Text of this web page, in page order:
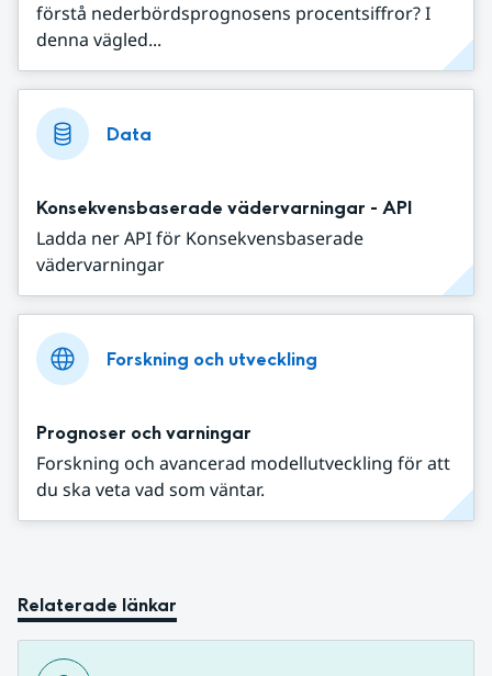
förstå nederbördsprognosens procentsiffror? I
denna vägled...
Data
Konsekvensbaserade vädervarningar - API
Ladda ner API för Konsekvensbaserade
vädervarningar
Forskning och utveckling
Prognoser och varningar
Forskning och avancerad modellutveckling för att
du ska veta vad som väntar.
Relaterade länkar